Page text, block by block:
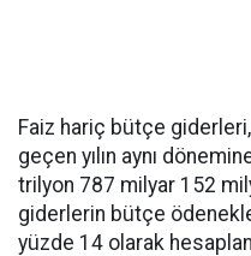
Faiz hariç bütçe
geçen yılın aynı
trilyon 787 milyar 152
giderlerin bütçe
yüzde 14 olarak